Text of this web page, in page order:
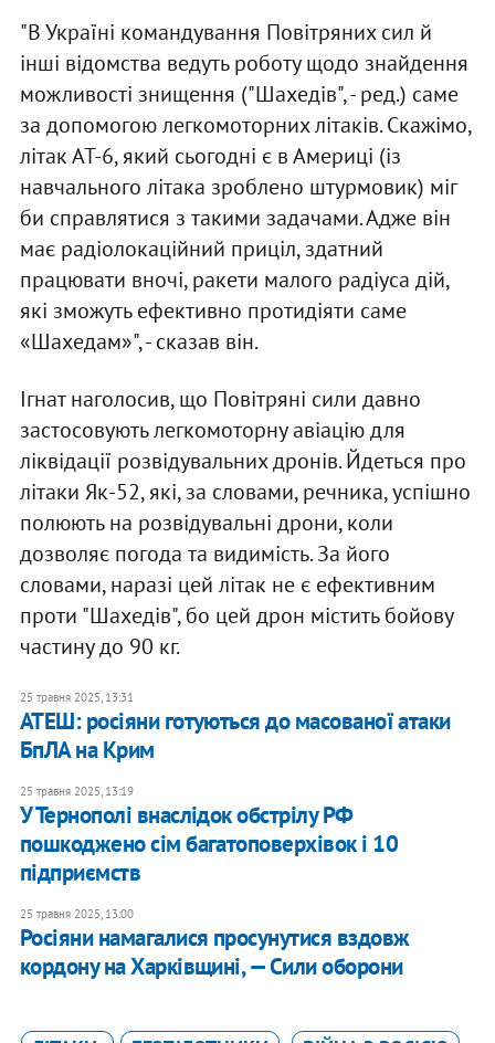
"В Україні командування Повітряних сил й
інші відомства ведуть роботу щодо знайдення
можливості знищення ("Шахедів", - ред.) саме
за допомогою легкомоторних літаків. Скажімо,
літак АТ-6, який сьогодні є в Америці (із
навчального літака зроблено штурмовик) міг
би справлятися з такими задачами. Адже він
має радіолокаційний приціл, здатний
працювати вночі, ракети малого радіуса дій,
які зможуть ефективно протидіяти саме
«Шахедам»", - сказав він.
Ігнат наголосив, що Повітряні сили давно
застосовують легкомоторну авіацію для
ліквідації розвідувальних дронів. Йдеться про
літаки Як-52, які, за словами, речника, успішно
полюють на розвідувальні дрони, коли
дозволяє погода та видимість. За його
словами, наразі цей літак не є ефективним
проти "Шахедів", бо цей дрон містить бойову
частину до 90 кг.
25 травня 2025, 13:31
АТЕШ: росіяни готуються до масованої атаки
БпЛА на Крим
25 травня 2025, 13:19
У Тернополі внаслідок обстрілу РФ
пошкоджено сім багатоповерхівок і 10
підприємств
25 травня 2025, 13:00
Росіяни намагалися просунутися вздовж
кордону на Харківщині, — Сили оборони